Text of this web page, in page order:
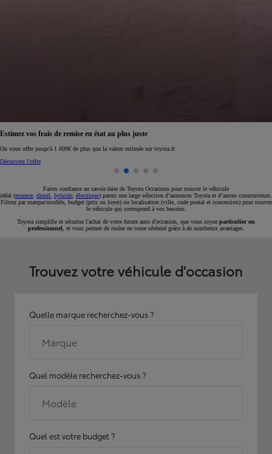
Réservez en ligne votre occasion pour 1€ seulement
Réservez en ligne
Faites confiance au savoir-faire de Toyota Occasions pour trouver le véhicule
idéal (essence diesel hybride électrique) parmi une large sélection d’annonces Toyota et d’autres constructeurs.
Filtrez par marque/modèle, budget (prix ou loyer) ou localisation (ville, code postal et concession) pour trouver
le véhicule qui correspond à vos besoins.
Toyota simplifie et sécurise l'achat de votre future auto d'occasion, que vous soyez particulier ou
professionnel , et vous permet de rouler en toute sérénité grâce à de nombreux avantages.
Trouvez votre véhicule d'occasion
Quelle marque recherchez-vous ?
Marque
Quel modèle recherchez-vous ?
Modèle
Quel est votre budget ?